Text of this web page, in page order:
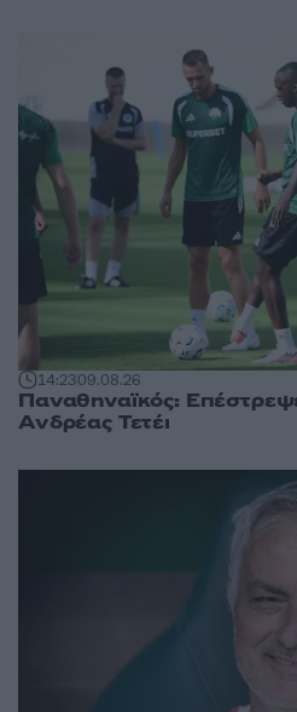
14:2309.08.26
Παναθηναϊκός:
Ανδρέας Τετέι